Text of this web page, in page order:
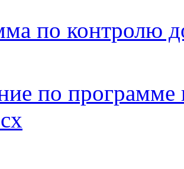
по контролю
по программе